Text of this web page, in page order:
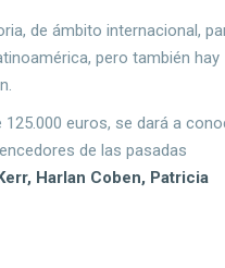
de ámbito internacional,
pero también hay
125.000 euros, se dará a
de las pasadas
Harlan Coben, Patricia